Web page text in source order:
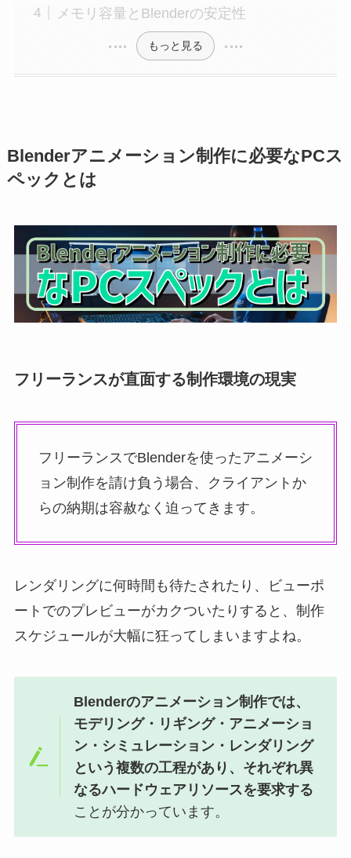
メモリ容量とBlenderの安定性
もっと見る
Blenderアニメーション制作に必要なPCス
ペックとは
フリーランスが直面する制作環境の現実
フリーランスでBlenderを使ったアニメーシ
ョン制作を請け負う場合、クライアントか
らの納期は容赦なく迫ってきます。
レンダリングに何時間も待たされたり、ビューポ
ートでのプレビューがカクついたりすると、制作
スケジュールが大幅に狂ってしまいますよね。
Blenderのアニメーション制作では、
モデリング・リギング・アニメーショ
ン・シミュレーション・レンダリング
という複数の工程があり、それぞれ異
なるハードウェアリソースを要求する
ことが分かっています。